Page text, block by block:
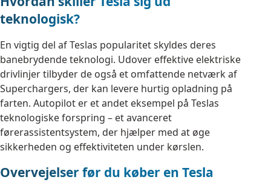
teknologisk?
En vigtig del af Teslas popularitet skyldes deres
banebrydende teknologi. Udover effektive elektriske
drivlinjer tilbyder de også et omfattende netværk af
Superchargers, der kan levere hurtig opladning på
farten. Autopilot er et andet eksempel på Teslas
teknologiske forspring – et avanceret
førerassistentsystem, der hjælper med at øge
sikkerheden og effektiviteten under kørslen.
Overvejelser før du køber en Tesla